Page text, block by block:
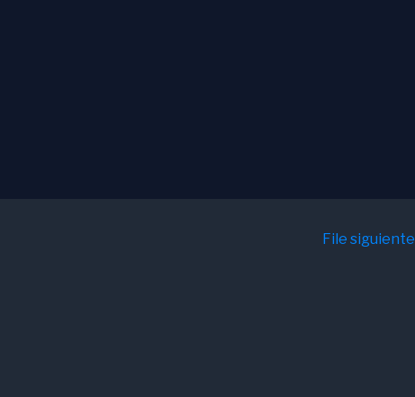
File siguiente